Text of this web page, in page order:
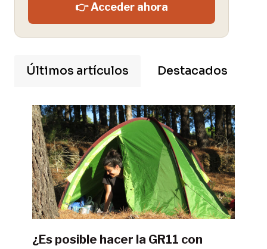
👉 Acceder ahora
Últimos artículos Destacados
¿Es posible hacer la GR11 con